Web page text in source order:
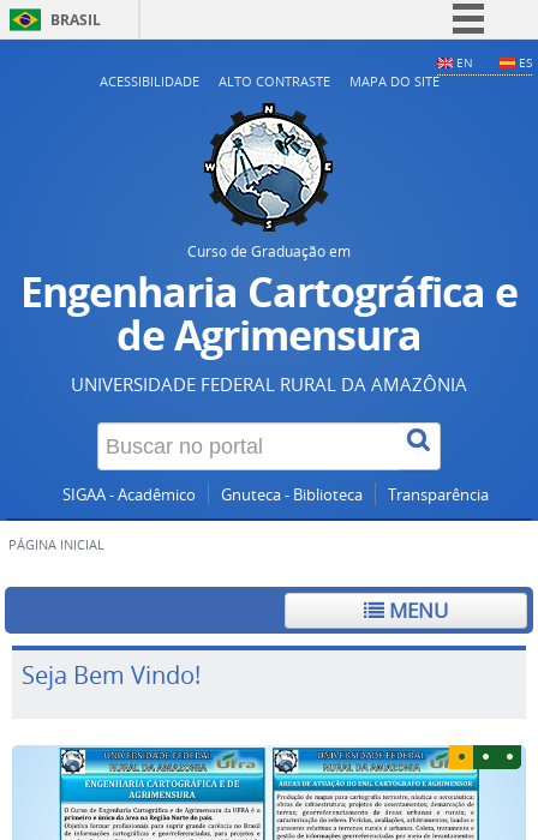
BRASIL
Acesso à informação
EN ES
ACESSIBILIDADE ALTO CONTRASTE MAPA DO SITE
Curso de Graduação em
Engenharia Cartográfica e
de Agrimensura
UNIVERSIDADE FEDERAL RURAL DA AMAZÔNIA
SIGAA - Acadêmico Gnuteca - Biblioteca Transparência
PÁGINA INICIAL
MENU
Seja Bem Vindo!